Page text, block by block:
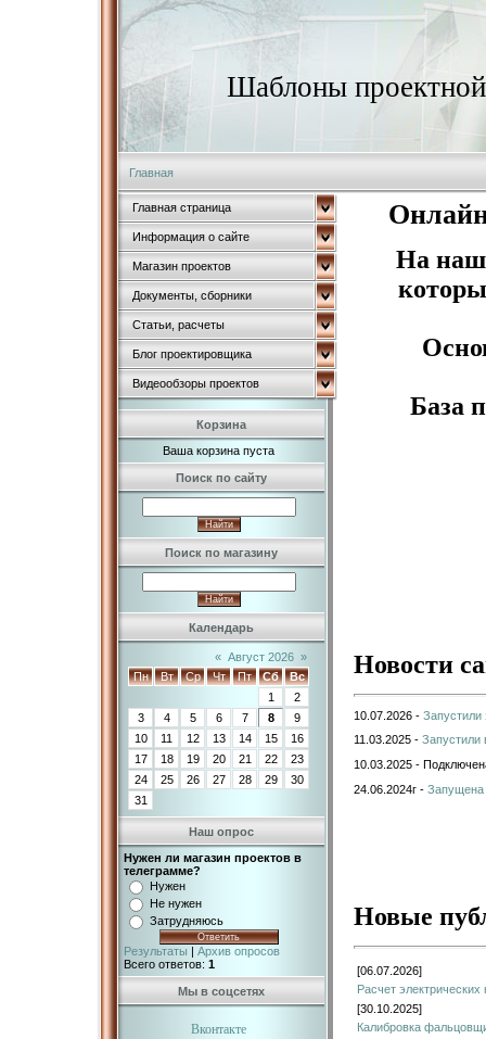
Шаблоны
Главная
Главная страница
Информация о сайте
Магазин проектов
Документы, сборники
Статьи, расчеты
Блог проектировщика
Видеообзоры проектов
Корзина
Ваша корзина пуста
Поиск по сайту
Поиск по магазину
Календарь
« Август 2026 »
Пн
Вт Ср Чт Пт Сб
Вс
1
2
3
4 5 6 7 8
9
10
11 12 13 14 15
16
17
18 19 20 21 22
23
24
25 26 27 28 29
30
31
Наш опрос
Нужен ли магазин проектов в
телеграмме?
Нужен
Не нужен
Затрудняюсь
Результаты | Архив опросов
Всего ответов: 1
Мы в соцсетях
Вконтакте
На
База
Новости
10.07.2026 - Запустили
11.03.2025 - Запустили
10.03.2025 -
24.06.2024г - Запущена
Новые
[06.07.2026]
Расчет электрических
[30.10.2025]
Калибровка